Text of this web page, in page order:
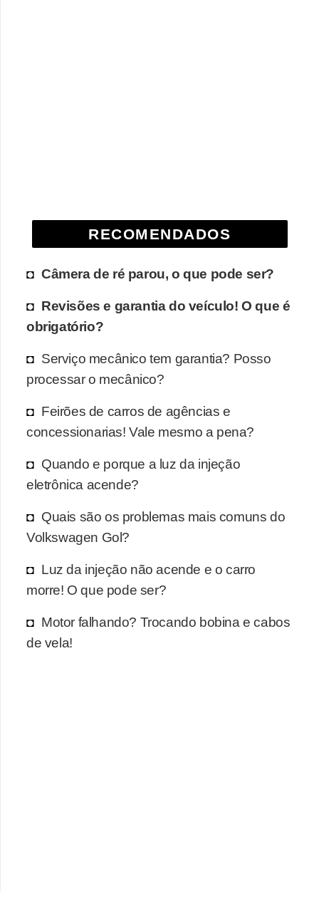
RECOMENDADOS
Câmera de ré parou, o que pode ser?
Revisões e garantia do veículo! O que é
obrigatório?
Serviço mecânico tem garantia? Posso
processar o mecânico?
Feirões de carros de agências e
concessionarias! Vale mesmo a pena?
Quando e porque a luz da injeção
eletrônica acende?
Quais são os problemas mais comuns do
Volkswagen Gol?
Luz da injeção não acende e o carro
morre! O que pode ser?
Motor falhando? Trocando bobina e cabos
de vela!